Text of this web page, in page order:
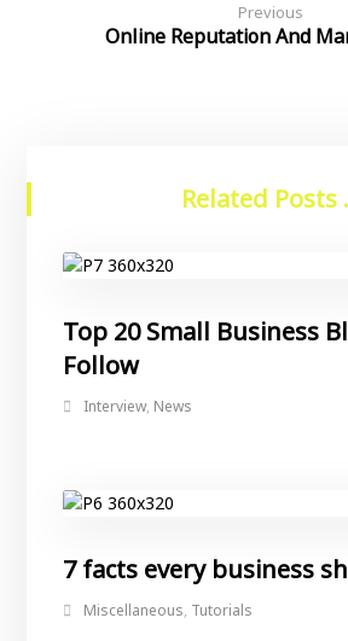
Previous
Online Reputation And
Related Posts
Top 20 Small Business
Follow
Interview, News
7 facts every business
Miscellaneous, Tutorials